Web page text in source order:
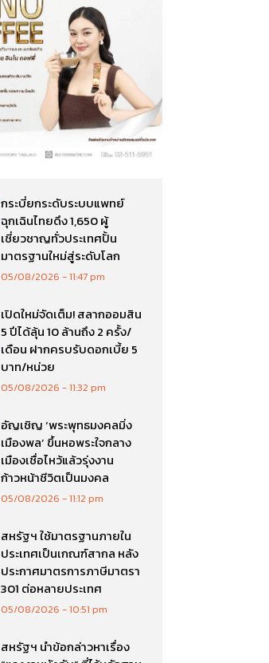
กระบี่ยกระดับระบบแพทย์
ฉุกเฉินไทยดึง 1,650 ผู้
เชี่ยวชาญทั่วประเทศปั้น
มาตรฐานใหม่สู่ระดับโลก
05/08/2026 11:47 pm
เปิดใหม่จัดเต็ม! สลากออมสิน
5 ปีได้ลุ้น 10 ล้านถึง 2 ครั้ง/
เดือน ฝากครบรับดอกเบี้ย 5
บาท/หน่วย
05/08/2026 11:32 pm
อัญเชิญ ‘พระพุทธมงคลมิ่ง
เมืองพล’ ขึ้นหอพระใจกลาง
เมืองเชื่อไหว้แล้วรุ่งงาน
ก้าวหน้าชีวิตเป็นมงคล
05/08/2026 11:12 pm
สหรัฐฯ ใช้มาตรฐานภายใน
ประเทศเป็นเกณฑ์สากล หลัง
ประกาศมาตรการภาษีมาตรา
301 ต่อหลายประเทศ
05/08/2026 10:51 pm
สหรัฐฯ นำข้อกล่าวหาเรื่อง